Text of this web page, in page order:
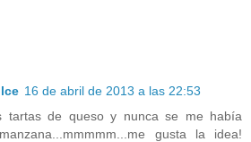
16 de abril de 2013 a las 22:53
tartas de queso y nunca se me había
gusta la idea!